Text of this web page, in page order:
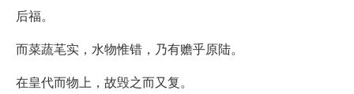
后福。
而菜蔬芼实，水物惟错，乃有赡乎原陆。
在皇代而物上，故毁之而又复。